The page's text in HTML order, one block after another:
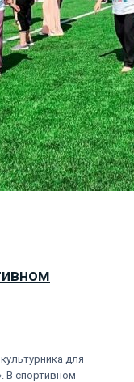
для
В спортивном